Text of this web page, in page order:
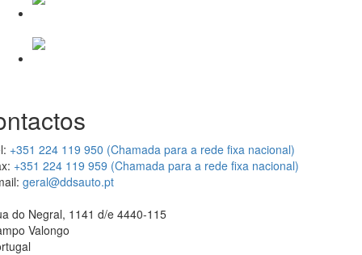
+351 224 119 950 (Chamada para a rede fixa nacional)
+351 224 119 959 (Chamada para a rede fixa nacional)
geral@ddsauto.pt
do Negral, 1141 d/e 4440-115
Valongo